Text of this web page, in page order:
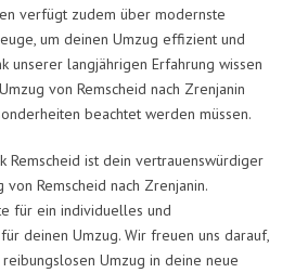
verfügt zudem über modernste
um deinen Umzug effizient und
unserer langjährigen Erfahrung wissen
von Remscheid nach Zrenjanin
beachtet werden müssen.
Remscheid ist dein vertrauenswürdiger
Remscheid nach Zrenjanin.
für ein individuelles und
deinen Umzug. Wir freuen uns darauf,
Umzug in deine neue